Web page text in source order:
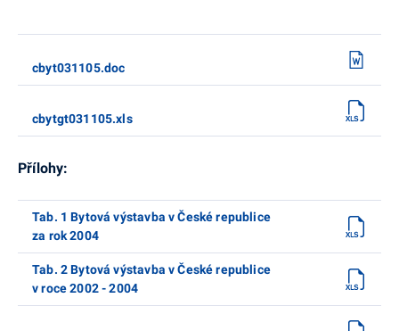
cbyt031105.doc
cbytgt031105.xls
Přílohy:
Tab. 1 Bytová výstavba v České republice
za rok 2004
Tab. 2 Bytová výstavba v České republice
v roce 2002 - 2004